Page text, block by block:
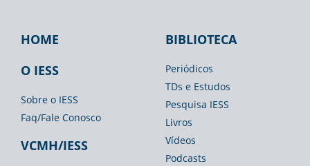
Footer
IESS
HOME
O IESS
Sobre o IESS
Faq/Fale Conosco
VCMH/IESS
Footer
Biblioteca
BIBLIOTECA
Periódicos
TDs e Estudos
Pesquisa IESS
Livros
Vídeos
Podcasts
Footer
Espaço
Imprensa